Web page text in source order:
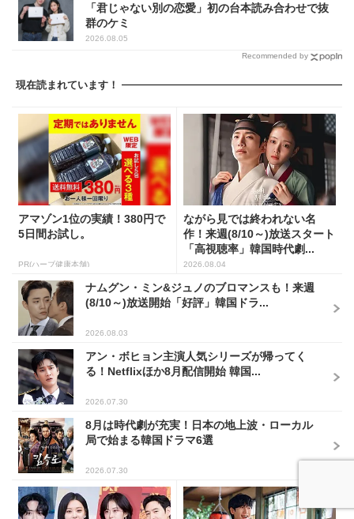
「君じゃない別の恋愛」初の台本読み合わせで抜
群のケミ
2026.08.05
Recommended by
現在読まれています！
アマゾン1位の実績！380円で
5日間お試し。
PR(ハーブ健康本舗)
ながら見では終われない名
作！来週(8/10～)放送スタート
「高視聴率」韓国時代劇...
2026.08.04
ナムグン・ミン&ジュノのブロマンスも！来週
(8/10～)放送開始「好評」韓国ドラ...
2026.08.03
アン・ボヒョン主演人気シリーズが帰ってく
る！Netflixほか8月配信開始 韓国...
2026.07.30
8月は時代劇が充実！日本の地上波・ローカル
局で始まる韓国ドラマ6選
2026.07.30